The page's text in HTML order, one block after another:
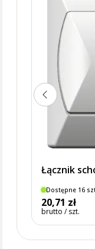
Łącznik
Dostępne 16
20,71 zł
brutto / szt.